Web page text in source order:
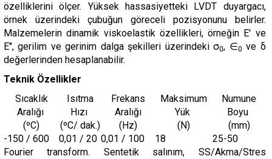
özelliklerini ölçer. Yüksek hassasiyetteki LVDT duyargacı,
örnek üzerindeki çubuğun göreceli pozisyonunu belirler.
Malzemelerin dinamik viskoelastik özellikleri, örneğin E' ve
E'', gerilim ve gerinim dalga şekilleri üzerindeki σ0, ∈0 ve δ
değerlerinden hesaplanabilir.
Teknik Özellikler
Sıcaklık
Aralığı
(ºC)
Isıtma
Hızı
(ºC/ dak.)
Frekans
Aralığı
(Hz)
Maksimum
Yük
(N)
Numune
Boyu
(mm)
-150 / 600
0,01 / 20 0,01 / 100 18
25-50
Fourier transform. Sentetik salınım, SS/Akma/Stres